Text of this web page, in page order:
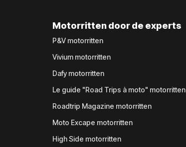
Motorritten door de experts
P&V motorritten
Vivium motorritten
Dafy motorritten
Le guide "Road Trips à moto" motorritten
Roadtrip Magazine motorritten
Moto Excape motorritten
High Side motorritten